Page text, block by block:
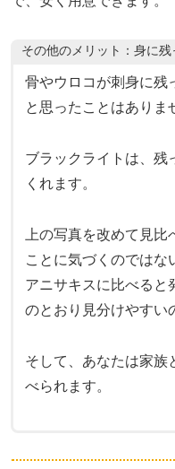
その他のメリット：身に
骨やウロコが刺身に残
と思ったことはありま
ブラックライトは、残
くれます。
上の写真を改めて見
ことに気づくのではな
アニサキスに比べると
のとおり見分けやすい
そして、あなたは家族
べられます。